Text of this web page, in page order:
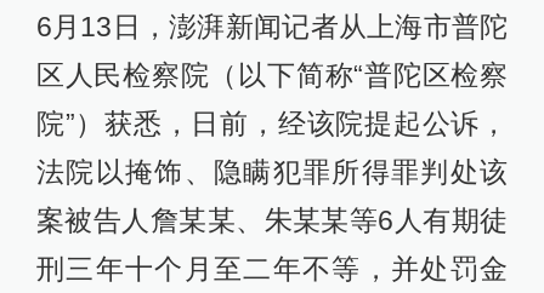
6月13日，澎湃新闻记者从上海市普陀
区人民检察院（以下简称“普陀区检察
院”）获悉，日前，经该院提起公诉，
法院以掩饰、隐瞒犯罪所得罪判处该
案被告人詹某某、朱某某等6人有期徒
刑三年十个月至二年不等，并处罚金